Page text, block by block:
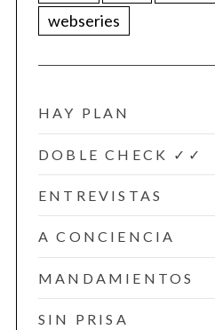
webseries
HAY PLAN
DOBLE CHECK ✓✓
ENTREVISTAS
A CONCIENCIA
MANDAMIENTOS
SIN PRISA